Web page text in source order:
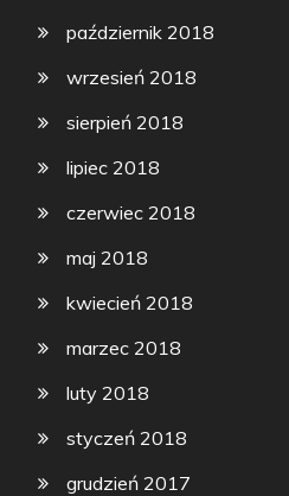
październik 2018
wrzesień 2018
sierpień 2018
lipiec 2018
czerwiec 2018
maj 2018
kwiecień 2018
marzec 2018
luty 2018
styczeń 2018
grudzień 2017